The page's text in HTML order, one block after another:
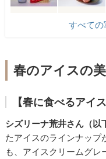
すべての
春のアイスの
【春に食べるアイ
シズリーナ荒井さん（以
たアイスのラインナップ
も、アイスクリームグ